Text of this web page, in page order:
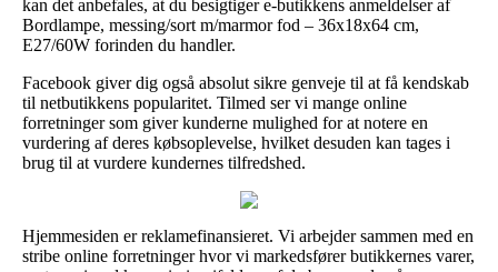
kan det anbefales, at du besigtiger e-butikkens anmeldelser af
Bordlampe, messing/sort m/marmor fod – 36x18x64 cm,
E27/60W forinden du handler.
Facebook giver dig også absolut sikre genveje til at få kendskab
til netbutikkens popularitet. Tilmed ser vi mange online
forretninger som giver kunderne mulighed for at notere en
vurdering af deres købsoplevelse, hvilket desuden kan tages i
brug til at vurdere kundernes tilfredshed.
Hjemmesiden er reklamefinansieret. Vi arbejder sammen med en
stribe online forretninger hvor vi markedsfører butikkernes varer,